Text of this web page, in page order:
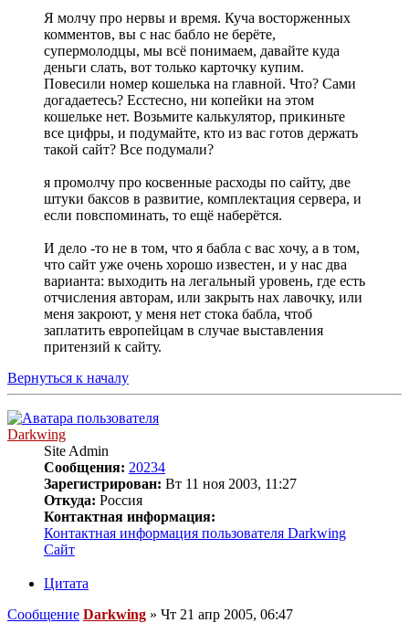
Я молчу про нервы и время. Куча восторженных
комментов, вы с нас бабло не берёте,
супермолодцы, мы всё понимаем, давайте куда
деньги слать, вот только карточку купим.
Повесили номер кошелька на главной. Что? Сами
догадаетесь? Есстесно, ни копейки на этом
кошельке нет. Возьмите калькулятор, прикиньте
все цифры, и подумайте, кто из вас готов держать
такой сайт? Все подумали?
я промолчу про косвенные расходы по сайту, две
штуки баксов в развитие, комплектация сервера, и
если повспоминать, то ещё наберётся.
И дело -то не в том, что я бабла с вас хочу, а в том,
что сайт уже очень хорошо известен, и у нас два
варианта: выходить на легальный уровень, где есть
отчисления авторам, или закрыть нах лавочку, или
меня закроют, у меня нет стока бабла, чтоб
заплатить европейцам в случае выставления
притензий к сайту.
Вернуться к началу
Darkwing
Site Admin
Сообщения: 20234
Зарегистрирован: Вт 11 ноя 2003, 11:27
Откуда: Россия
Контактная информация:
Контактная информация пользователя Darkwing
Сайт
Цитата
Сообщение Darkwing » Чт 21 апр 2005, 06:47